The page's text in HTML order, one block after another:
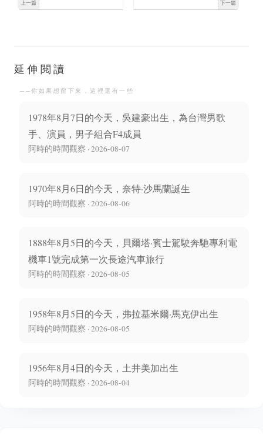
上一篇
世
下一篇
延伸閱讀
──你如果想留下來，這裡還有一些
1978年8月7日的今天，吳建豪出生，為台灣男歌
手、演員，男子組合F4成員
阿時的時間觀察 · 2026-08-07
1970年8月6日的今天，奈特·沙馬蘭誕生
阿時的時間觀察 · 2026-08-06
1888年8月5日的今天，貝爾塔·賓士駕駛奔馳專利電
機車1號完成第一次長途汽車旅行
阿時的時間觀察 · 2026-08-05
1958年8月5日的今天，弗拉基米爾·馬克伊出生
阿時的時間觀察 · 2026-08-05
1956年8月4日的今天，土井美加出生
阿時的時間觀察 · 2026-08-04